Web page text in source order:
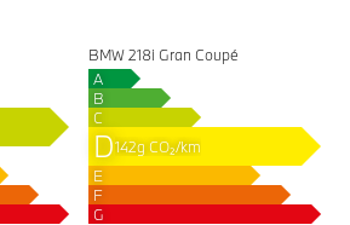
BMW 218i Gran Coupé
A
B
C
D142g CO₂/km
E
F
G